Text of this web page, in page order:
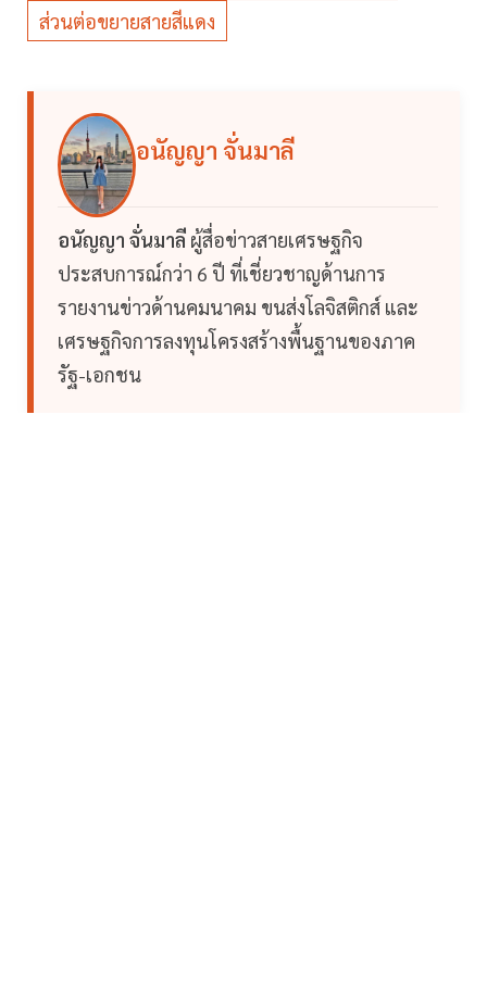
ส่วนต่อขยายสายสีแดง
อนัญญา จั่นมาลี
อนัญญา จั่นมาลี ผู้สื่อข่าวสายเศรษฐกิจ
ประสบการณ์กว่า 6 ปี ที่เชี่ยวชาญด้านการ
รายงานข่าวด้านคมนาคม ขนส่งโลจิสติกส์ และ
เศรษฐกิจการลงทุนโครงสร้างพื้นฐานของภาค
รัฐ-เอกชน